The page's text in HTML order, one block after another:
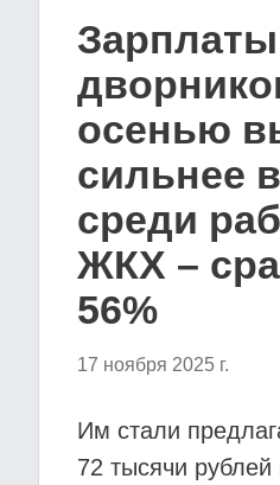
Зарплаты
осенью
сильнее
среди
ЖКХ –
56%
17 ноября 2025 г.
Им стали
72 тысячи